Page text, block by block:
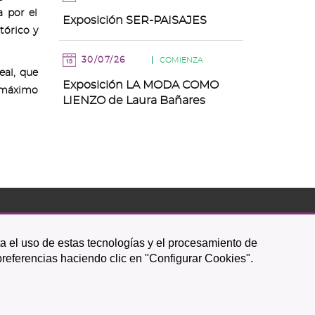
el uso de estas tecnologías y el procesamiento de
haciendo clic en "Configurar Cookies".
por el
y
que
Exposición SER-PAISAJES
30/07/26 COMIENZA
Exposición LA MODA COMO
LIENZO de Laura Bañares
circular
de
Icono
circular
de
Icono
circular
de